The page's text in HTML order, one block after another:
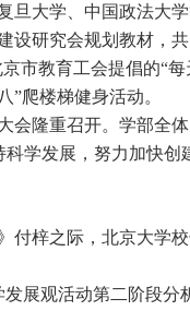
旦大学、中国政法大
研究会规划教材，共
市教育工会提倡的“
”爬楼梯健身活动。
会隆重召开。学部全
学发展，努力加快创
付梓之际，北京大学
展观活动第二阶段分